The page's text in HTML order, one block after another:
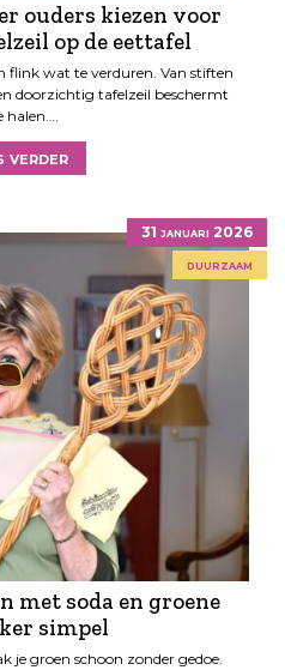
ouders kiezen voor
op de eettafel
flink wat te verduren. Van stiften
doorzichtig tafelzeil beschermt
halen.…
verder
31 januari 2026
duurzaam
met soda en groene
simpel
je groen schoon zonder gedoe.